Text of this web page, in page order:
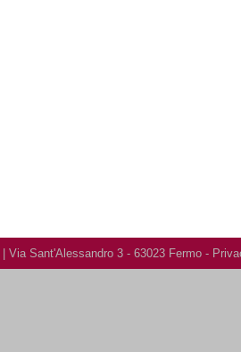
| Via Sant'Alessandro 3 - 63023 Fermo -